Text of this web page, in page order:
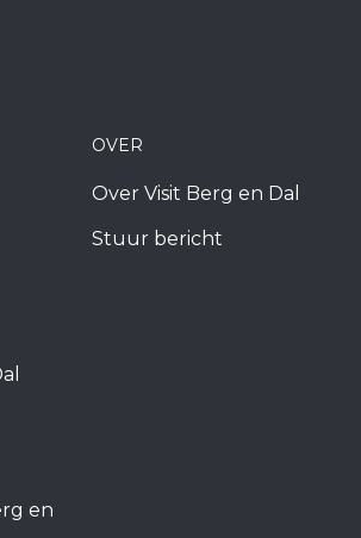
en
OVER
Over Visit Berg en Dal
Stuur bericht